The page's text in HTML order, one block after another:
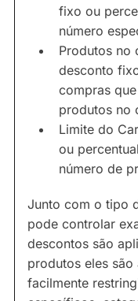
fixo ou
número
Produtos no
desconto
compras
produtos no
Limite do
ou
número de
Junto com o tipo
pode controlar
descontos são
produtos eles
facilmente